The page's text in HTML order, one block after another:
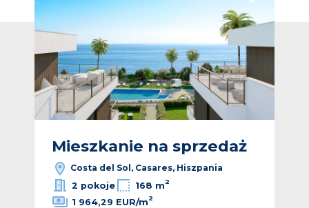
Mieszkanie na sprzedaż
Costa del Sol, Casares, Hiszpania
2 pokoje
168 m2
1 964,29 EUR/m2